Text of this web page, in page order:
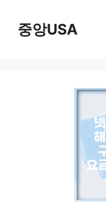
중앙USA